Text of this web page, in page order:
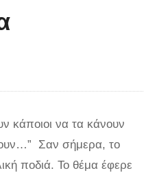
κάποιοι να τα κάνουν
Σαν σήμερα, το
ποδιά. Το θέμα έφερε